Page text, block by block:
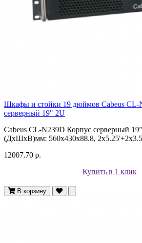
Шкафы и стойки 19 дюймов Cabeus CL-
cерверный 19" 2U
Cabeus CL-N239D Корпус cерверный
(ДxШxВ)мм: 560x430x88.8,
12007.70 р.
Купить в 1 клик
В корзину